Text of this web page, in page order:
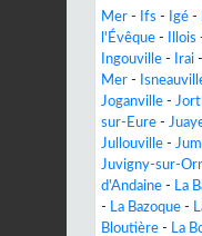
Mer - Ifs - Igé -
l'Évêque - Illois
Ingouville - Irai -
Mer -
Joganville - Jort
sur-Eure -
Jullouville -
Juvigny-sur-
d'Andaine - La
- La Bazoque -
Bloutière - La